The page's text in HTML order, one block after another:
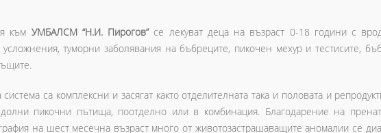
към УМБАЛСМ “Н.И. Пирогов”се лекуват деца на възраст 0-18 години с
туморни заболявания на бъбреците, пикочен мехур и тестисите,
са комплексни и засягат както отделителната така и половата и
пикочни пътища, поотделно или в комбинация. Благодарение на
на шест месечна възраст много от животозастрашаващите аномалии се